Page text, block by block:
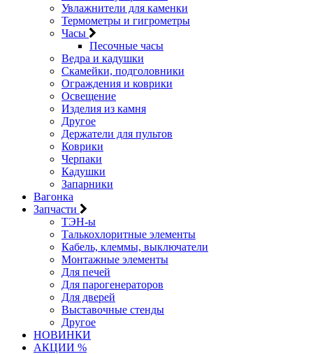
Увлажнители для каменки
Термометры и гигрометры
Часы
Песочные часы
Ведра и кадушки
Скамейки, подголовники
Ограждения и коврики
Освещение
Изделия из камня
Другое
Держатели для пультов
Коврики
Черпаки
Кадушки
Запарники
Вагонка
Запчасти
ТЭН-ы
Талькохлоритные элементы
Кабель, клеммы, выключатели
Монтажные элементы
Для печей
Для парогенераторов
Для дверей
Выставочные стенды
Другое
НОВИНКИ
АКЦИИ %